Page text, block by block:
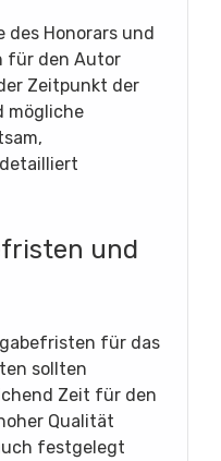
des Honorars und
für den Autor
Zeitpunkt der
mögliche
und
für das
sollten
Zeit für den
Qualität
festgelegt